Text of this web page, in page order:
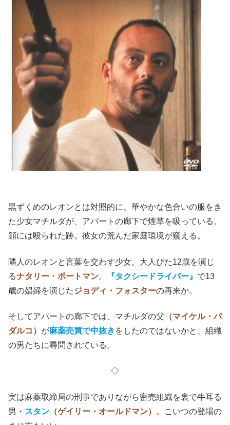
黒ずくめのレオンとは対照的に、華やかな色合いの服をき
た少女マチルダが、アパートの廊下で煙草を吸っている。
顔には殴られた跡。彼女の荒んだ家庭環境が窺える。
隣人のレオンと言葉を交わす少女。大人びた12歳を演じ
るナタリー・ポートマン。 『タクシードライバー』 で13
歳の娼婦を演じたジョディ・フォスターの再来か。
そしてアパートの廊下では、マチルダの父 （マイケル・バ
ダルコ） が麻薬売買で中抜き をしたのではないかと、組織
の男たちに尋問されている。
◇
実は麻薬取締局の刑事でありながら密売組織を裏で牛耳る
男・ スタン （ゲイリー・オールドマン）
。こいつの登場の